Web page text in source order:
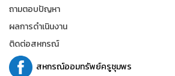
ถามตอบปัญหา
ผลการดำเนินงาน
ติดต่อสหกรณ์
สหกรณ์ออมทรัพย์ครูชุมพร